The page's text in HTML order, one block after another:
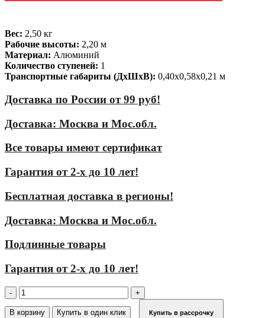
Вес: 2,50 кг
Рабочие высоты: 2,20 м
Материал: Алюминий
Количество ступеней: 1
Транспортные габариты (ДхШхВ): 0,40х0,58х0,21 м
Доставка по России от 99 руб!
Доставка: Москва и Мос.обл.
Все товары имеют сертификат
Гарантия от 2-х до 10 лет!
Бесплатная доставка в регионы!
Доставка: Москва и Мос.обл.
Подлинные товары
Гарантия от 2-х до 10 лет!
Количество
товара
Монтажная
В корзину Купить в один клик Купить в рассрочку